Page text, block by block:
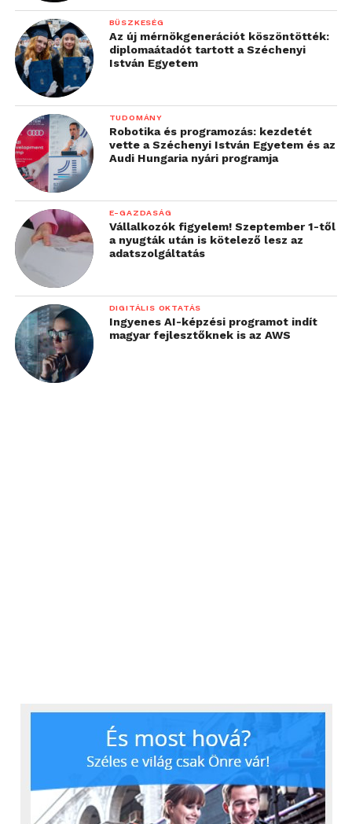
szerepre törekszünk.
2020-ban a Volkswagen
márka elektromos
autóiból helyeztek a
legtöbbet forgalomba a
hazai piacon, szám
szerint 547 gépkocsit”
– mondta Németh Balázs, a Porsche Hungaria Kft.
ügyvezető igazgatója.
Az E.ON ügyfelei országszerte több mint 200
töltőponton használhatják a cég kedvezményes áron
elérhető e-töltőit, amelyek a drivE.ON alkalmazással
kereshetők, az alkalmazásban kényelmesen
fizethetnek a töltésért és akár a foglalt töltőket
használó másik autósnak is üzenetet küldhetnek a
BÜSZKESÉG
Az új mérnökgenerációt köszöntötték:
diplomaátadót tartott a Széchenyi
István Egyetem
TUDOMÁNY
Robotika és programozás: kezdetét
vette a Széchenyi István Egyetem és az
Audi Hungaria nyári programja
E-GAZDASÁG
Vállalkozók figyelem! Szeptember 1-től
a nyugták után is kötelező lesz az
adatszolgáltatás
DIGITÁLIS OKTATÁS
Ingyenes AI-képzési programot indít
magyar fejlesztőknek is az AWS